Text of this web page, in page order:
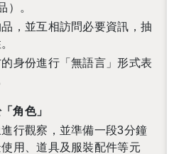
）。
，並互相訪問必要資訊，抽
身份進行「無語言」形式表
角色」
行觀察，並準備一段3分鐘
用、道具及服裝配件等元